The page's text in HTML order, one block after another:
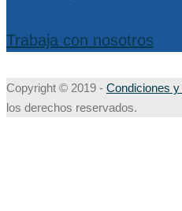
Trabaja con nosotros
Copyright © 2019 - Condiciones
los derechos reservados.